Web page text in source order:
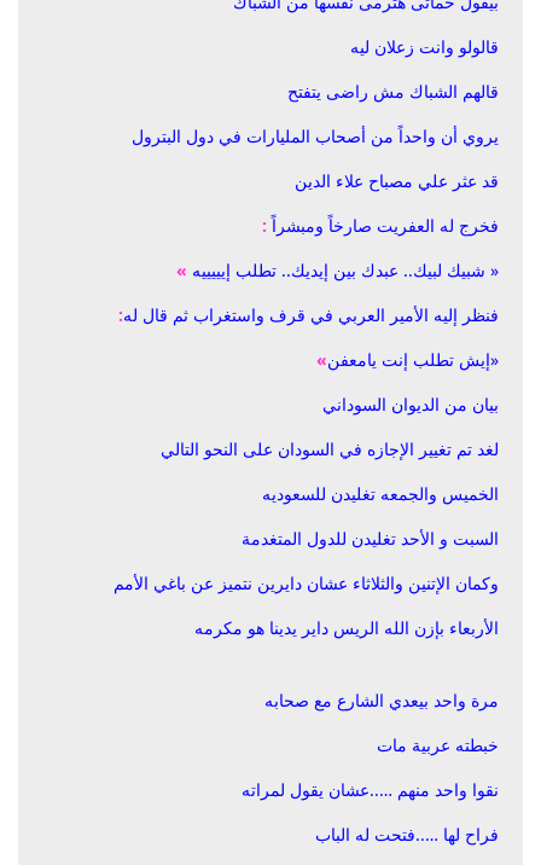
قالولو وانت زعلان ليه
قالهم الشباك مش راضى يتفتح
يروي أن واحداً من أصحاب المليارات في دول البترول
قد عثر علي مصباح علاء الدين
فخرج له العفريت صارخاً ومبشراً:
« شبيك لبيك.. عبدك بين إيديك.. تطلب إيييييه »
فنظر إليه الأمير العربي في قرف واستغراب ثم قال له:
«إيش تطلب إنت يامعفن»
بيان من الديوان السوداني
لغد تم تغيير الإجازه في السودان على النحو التالي
الخميس والجمعه تغليدن للسعوديه
السبت و الأحد تغليدن للدول المتغدمة
وكمان الإتنين والثلاثاء عشان دايرين نتميز عن باغي الأمم
الأربعاء بإزن الله الريس داير يدينا هو مكرمه
مرة واحد بيعدي الشارع مع صحابه
خبطته عربية مات
نقوا واحد منهم …..عشان يقول لمراته
فراح لها …..فتحت له الباب